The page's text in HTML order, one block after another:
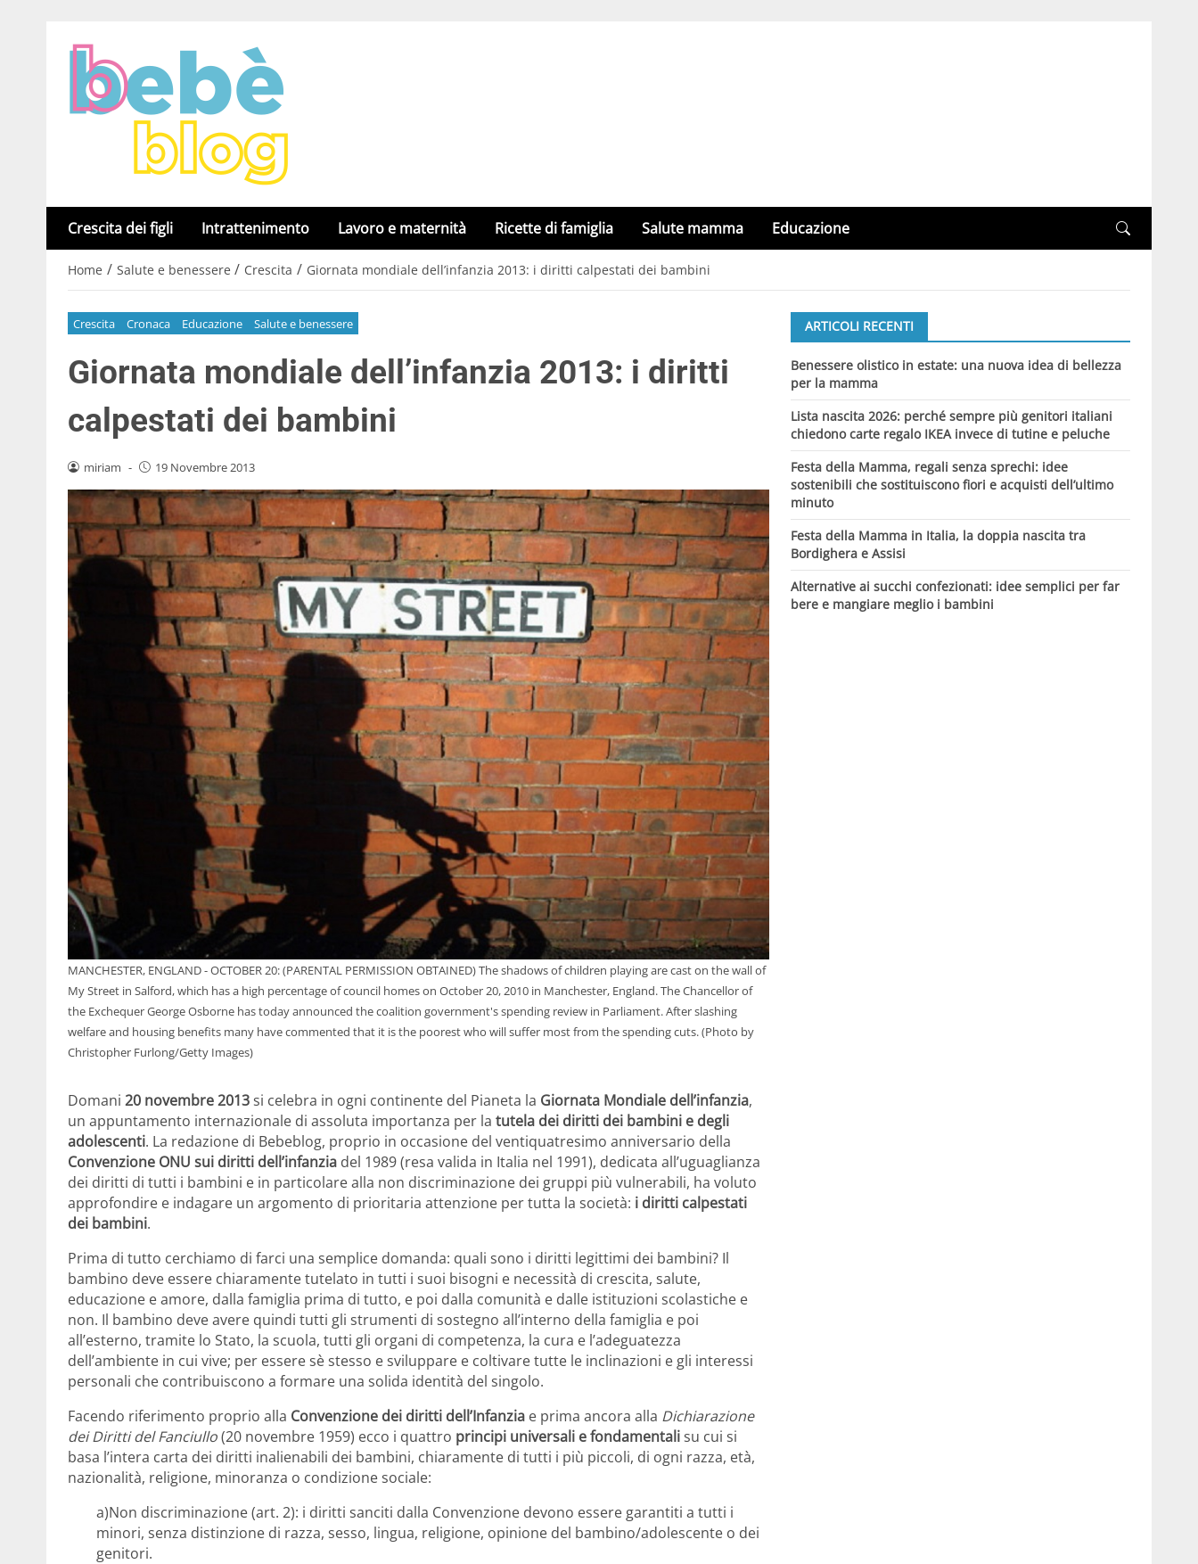
Crescita dei figli Intrattenimento Lavoro e maternità Ricette di famiglia Salute mamma Educazione
Home / Salute e benessere / Crescita / Giornata mondiale dell’infanzia 2013: i diritti calpestati dei bambini
Crescita Cronaca Educazione Salute e benessere
Giornata mondiale dell’infanzia 2013: i diritti
calpestati dei bambini
miriam - 19 Novembre 2013
MANCHESTER, ENGLAND - OCTOBER 20: (PARENTAL PERMISSION OBTAINED) The shadows of children playing are cast on the wall of
My Street in Salford, which has a high percentage of council homes on October 20, 2010 in Manchester, England. The Chancellor of
the Exchequer George Osborne has today announced the coalition government's spending review in Parliament. After slashing
welfare and housing benefits many have commented that it is the poorest who will suffer most from the spending cuts. (Photo by
Christopher Furlong/Getty Images)
Domani 20 novembre 2013si celebra in ogni continente del Pianeta la Giornata Mondiale dell’infanzia,
un appuntamento internazionale di assoluta importanza per la tutela dei diritti dei bambini e degli
adolescenti. La redazione di Bebeblog, proprio in occasione del ventiquatresimo anniversario della
Convenzione ONU sui diritti dell’infanzia del 1989 (resa valida in Italia nel 1991), dedicata all’uguaglianza
dei diritti di tutti i bambini e in particolare alla non discriminazione dei gruppi più vulnerabili, ha voluto
approfondire e indagare un argomento di prioritaria attenzione per tutta la società: i diritti calpestati
dei bambini.
Prima di tutto cerchiamo di farci una semplice domanda: quali sono i diritti legittimi dei bambini? Il
bambino deve essere chiaramente tutelato in tutti i suoi bisogni e necessità di crescita, salute,
educazione e amore, dalla famiglia prima di tutto, e poi dalla comunità e dalle istituzioni scolastiche e
non. Il bambino deve avere quindi tutti gli strumenti di sostegno all’interno della famiglia e poi
all’esterno, tramite lo Stato, la scuola, tutti gli organi di competenza, la cura e l’adeguatezza
dell’ambiente in cui vive; per essere sè stesso e sviluppare e coltivare tutte le inclinazioni e gli interessi
personali che contribuiscono a formare una solida identità del singolo.
Facendo riferimento proprio alla Convenzione dei diritti dell’Infanzia e prima ancora alla Dichiarazione
dei Diritti del Fanciullo(20 novembre 1959) ecco i quattro principi universali e fondamentalisu cui si
basa l’intera carta dei diritti inalienabili dei bambini, chiaramente di tutti i più piccoli, di ogni razza, età,
nazionalità, religione, minoranza o condizione sociale:
a)Non discriminazione (art. 2): i diritti sanciti dalla Convenzione devono essere garantiti a tutti i
minori, senza distinzione di razza, sesso, lingua, religione, opinione del bambino/adolescente o dei
genitori.
ARTICOLI RECENTI
Benessere olistico in estate: una nuova idea di bellezza
per la mamma
Lista nascita 2026: perché sempre più genitori italiani
chiedono carte regalo IKEA invece di tutine e peluche
Festa della Mamma, regali senza sprechi: idee
sostenibili che sostituiscono fiori e acquisti dell’ultimo
minuto
Festa della Mamma in Italia, la doppia nascita tra
Bordighera e Assisi
Alternative ai succhi confezionati: idee semplici per far
bere e mangiare meglio i bambini